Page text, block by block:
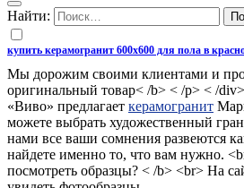
Найти:
купить керамогранит 600х600 для пола в
Мы дорожим своими клиентами и
оригинальный товар< /b> < /p> < /
«Виво» предлагает керамогранит
можете выбрать художественный
нами все ваши сомнения развеются
найдете именно то, что вам нужно.
посмотреть образцы? < /b> <br> На